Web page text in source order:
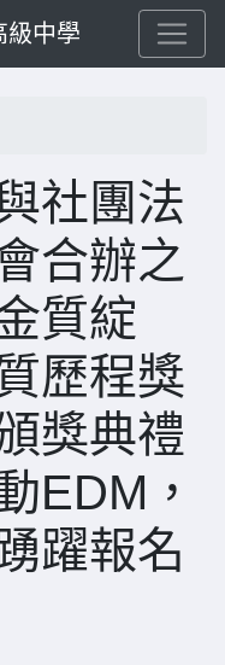
級中學
社團法
合辦之
質綻
歷程獎
獎典禮
EDM，
躍報名